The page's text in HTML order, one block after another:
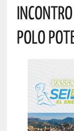
Incontro
Polo